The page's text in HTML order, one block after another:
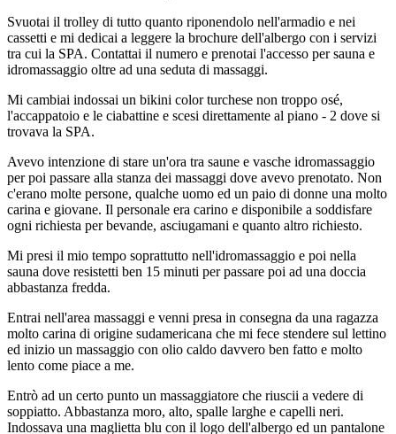
Svuotai il trolley di tutto quanto riponendolo nell'armadio e nei
cassetti e mi dedicai a leggere la brochure dell'albergo con i servizi
tra cui la SPA. Contattai il numero e prenotai l'accesso per sauna e
idromassaggio oltre ad una seduta di massaggi.
Mi cambiai indossai un bikini color turchese non troppo osé,
l'accappatoio e le ciabattine e scesi direttamente al piano - 2 dove si
trovava la SPA.
Avevo intenzione di stare un'ora tra saune e vasche idromassaggio
per poi passare alla stanza dei massaggi dove avevo prenotato. Non
c'erano molte persone, qualche uomo ed un paio di donne una molto
carina e giovane. Il personale era carino e disponibile a soddisfare
ogni richiesta per bevande, asciugamani e quanto altro richiesto.
Mi presi il mio tempo soprattutto nell'idromassaggio e poi nella
sauna dove resistetti ben 15 minuti per passare poi ad una doccia
abbastanza fredda.
Entrai nell'area massaggi e venni presa in consegna da una ragazza
molto carina di origine sudamericana che mi fece stendere sul lettino
ed inizio un massaggio con olio caldo davvero ben fatto e molto
lento come piace a me.
Entrò ad un certo punto un massaggiatore che riuscii a vedere di
soppiatto. Abbastanza moro, alto, spalle larghe e capelli neri.
Indossava una maglietta blu con il logo dell'albergo ed un pantalone